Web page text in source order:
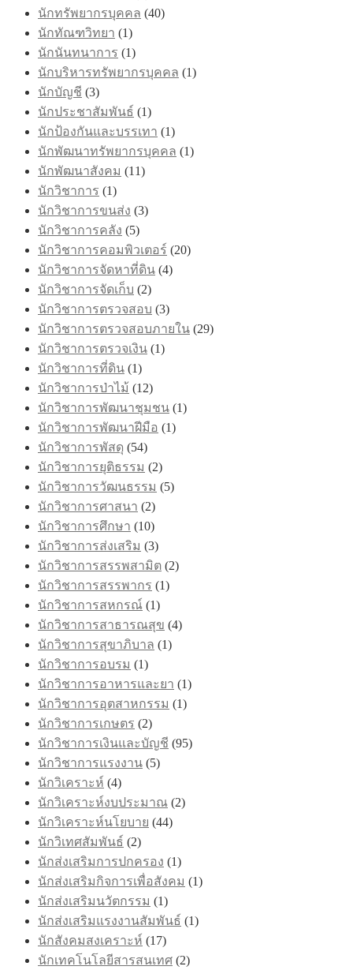
นักทรัพยากรบุคคล (40)
นักทัณฑวิทยา (1)
นักนันทนาการ (1)
นักบริหารทรัพยากรบุคคล (1)
นักบัญชี (3)
นักประชาสัมพันธ์ (1)
นักป้องกันและบรรเทา (1)
นักพัฒนาทรัพยากรบุคคล (1)
นักพัฒนาสังคม (11)
นักวิชาการ (1)
นักวิชาการขนส่ง (3)
นักวิชาการคลัง (5)
นักวิชาการคอมพิวเตอร์ (20)
นักวิชาการจัดหาที่ดิน (4)
นักวิชาการจัดเก็บ (2)
นักวิชาการตรวจสอบ (3)
นักวิชาการตรวจสอบภายใน (29)
นักวิชาการตรวจเงิน (1)
นักวิชาการที่ดิน (1)
นักวิชาการป่าไม้ (12)
นักวิชาการพัฒนาชุมชน (1)
นักวิชาการพัฒนาฝีมือ (1)
นักวิชาการพัสดุ (54)
นักวิชาการยุติธรรม (2)
นักวิชาการวัฒนธรรม (5)
นักวิชาการศาสนา (2)
นักวิชาการศึกษา (10)
นักวิชาการส่งเสริม (3)
นักวิชาการสรรพสามิต (2)
นักวิชาการสรรพากร (1)
นักวิชาการสหกรณ์ (1)
นักวิชาการสาธารณสุข (4)
นักวิชาการสุขาภิบาล (1)
นักวิชาการอบรม (1)
นักวิชาการอาหารและยา (1)
นักวิชาการอุตสาหกรรม (1)
นักวิชาการเกษตร (2)
นักวิชาการเงินและบัญชี (95)
นักวิชาการแรงงาน (5)
นักวิเคราะห์ (4)
นักวิเคราะห์งบประมาณ (2)
นักวิเคราะห์นโยบาย (44)
นักวิเทศสัมพันธ์ (2)
นักส่งเสริมการปกครอง (1)
นักส่งเสริมกิจการเพื่อสังคม (1)
นักส่งเสริมนวัตกรรม (1)
นักส่งเสริมแรงงานสัมพันธ์ (1)
นักสังคมสงเคราะห์ (17)
นักเทคโนโลยีสารสนเทศ (2)